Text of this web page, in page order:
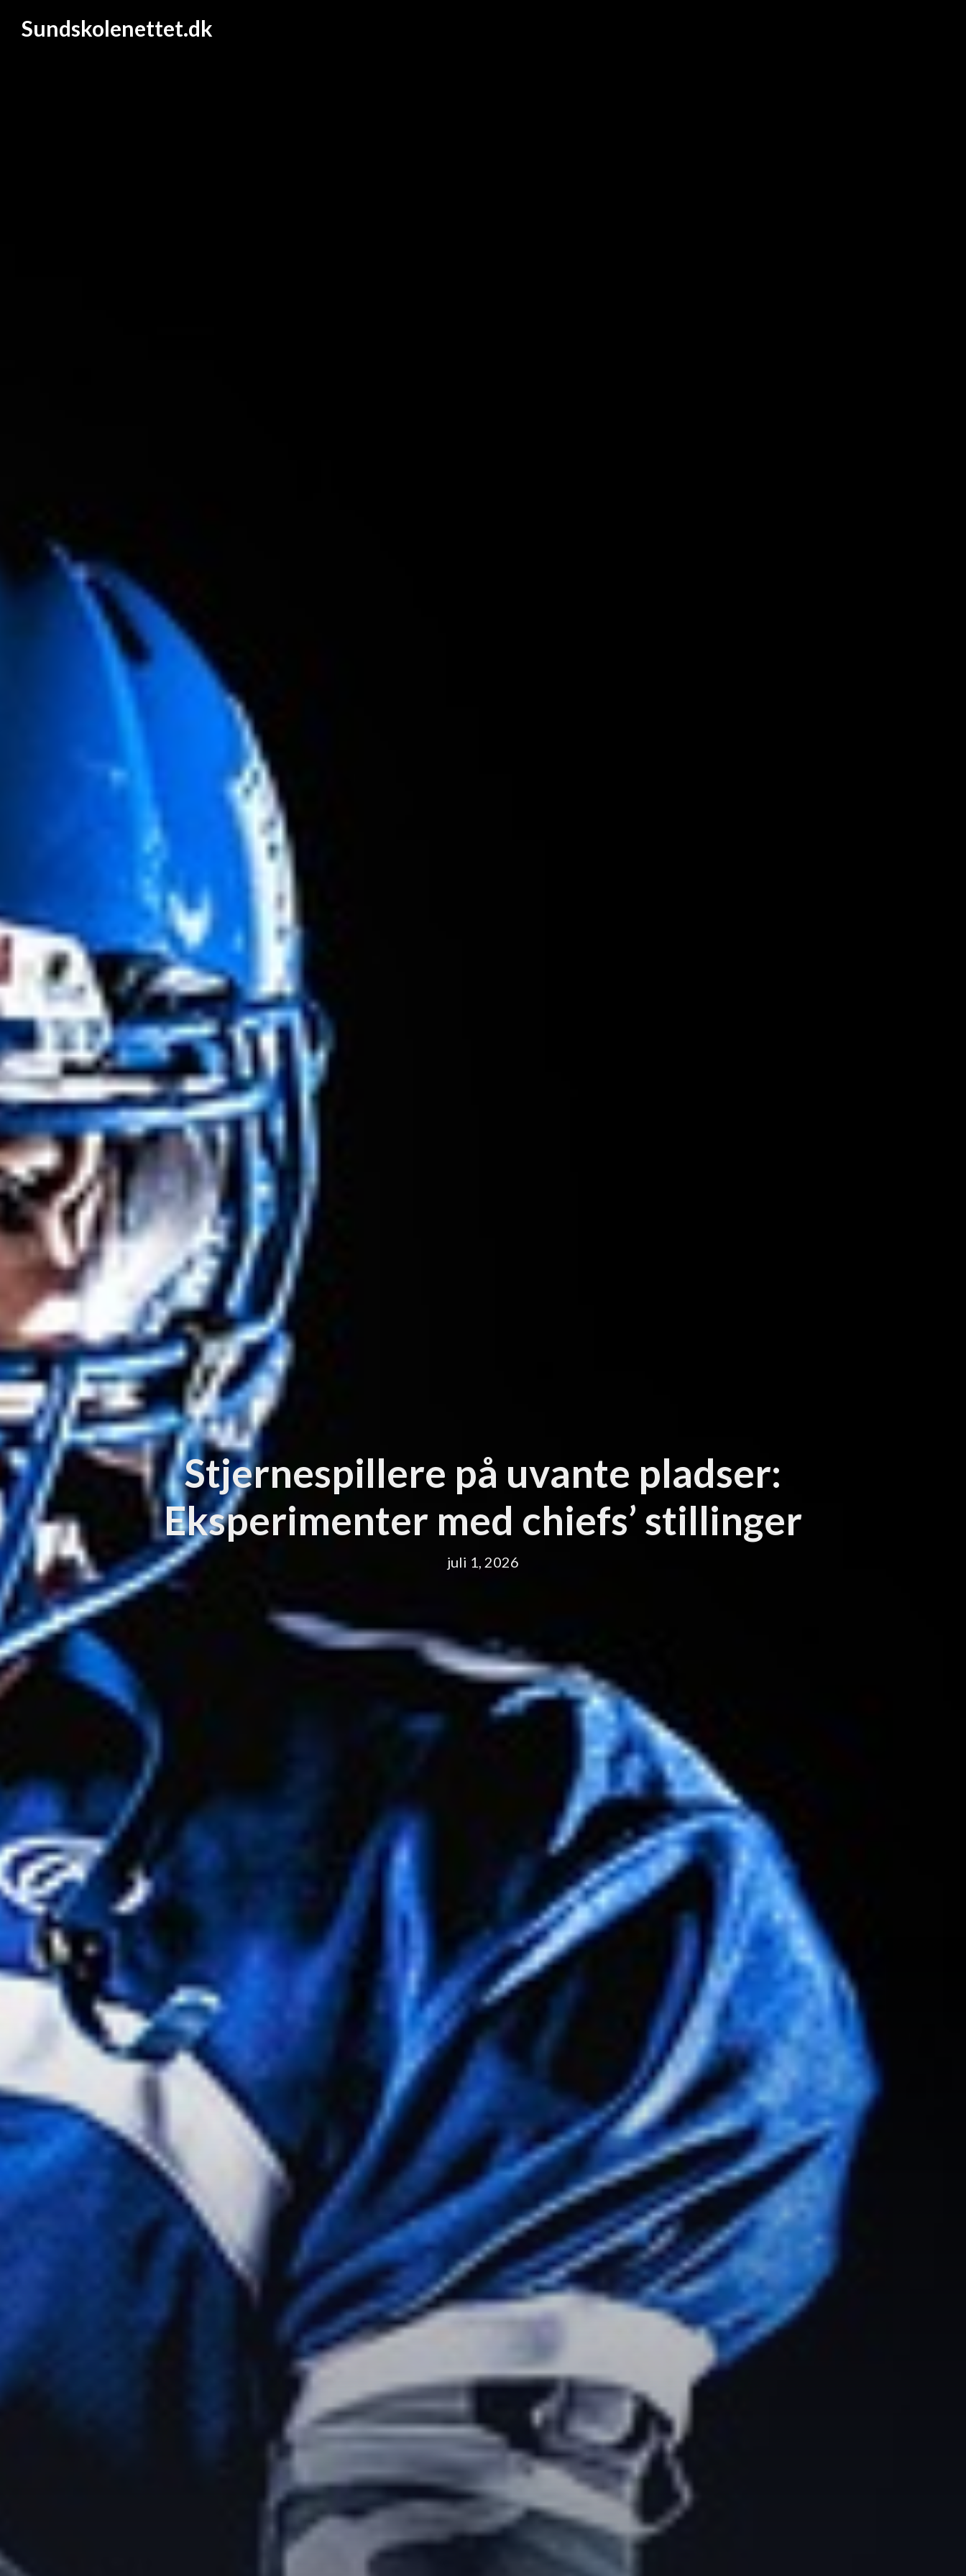
Sundskolenettet.dk
Stjernespillere på uvante pladser:
Eksperimenter med chiefs’ stillinger
juli 1, 2026